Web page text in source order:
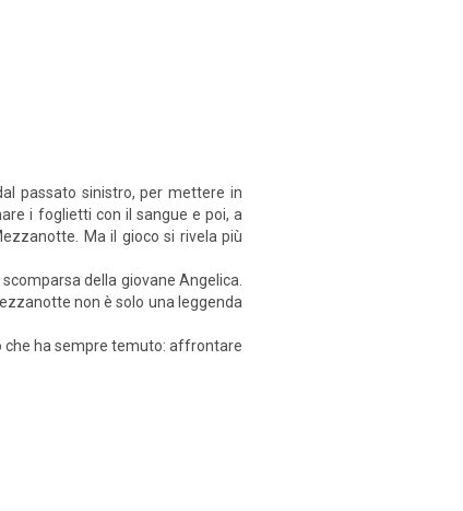
passato sinistro, per mettere in
i foglietti con il sangue e poi, a
Ma il gioco si rivela più
della giovane Angelica.
non è solo una leggenda
che ha sempre temuto: affrontare